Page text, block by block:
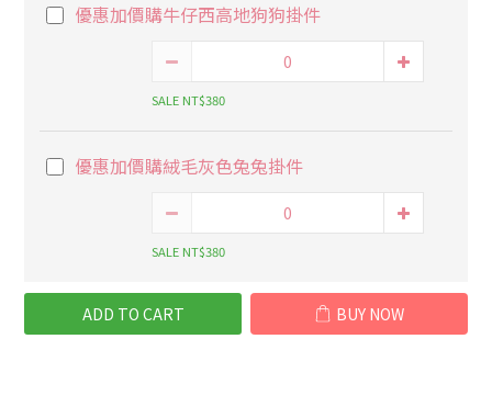
優惠加價購牛仔西高地狗狗掛件
SALE NT$380
優惠加價購絨毛灰色兔兔掛件
SALE NT$380
ADD TO CART BUY NOW